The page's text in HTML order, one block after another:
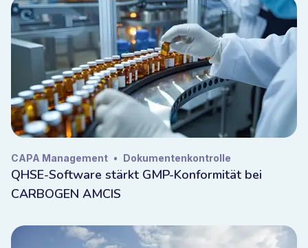
CAPA Management • Dokumentenkontrolle
QHSE-Software stärkt GMP-Konformität bei
CARBOGEN AMCIS